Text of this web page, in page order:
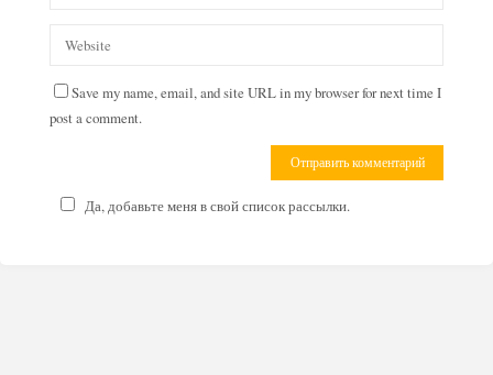
Save my name, email, and site URL in my browser for next time I
post a comment.
Да, добавьте меня в свой список рассылки.